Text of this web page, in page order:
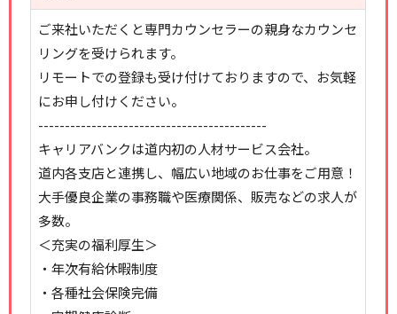
ご来社いただくと専門カウンセラーの親身なカウンセ
リングを受けられます。
リモートでの登録も受け付けておりますので、お気軽
にお申し付けください。
-------------------------------------------
キャリアバンクは道内初の人材サービス会社。
道内各支店と連携し、幅広い地域のお仕事をご用意！
大手優良企業の事務職や医療関係、販売などの求人が
多数。
＜充実の福利厚生＞
・年次有給休暇制度
・各種社会保険完備